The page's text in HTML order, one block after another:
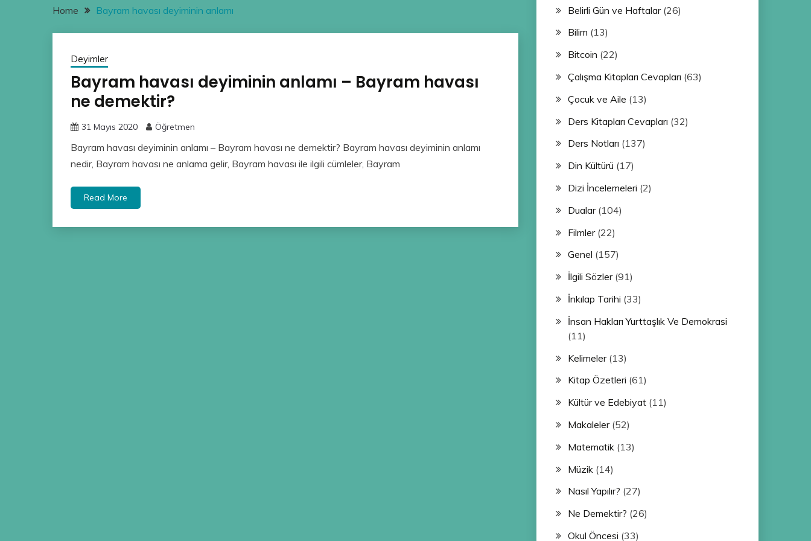
Home Bayram havası deyiminin anlamı
Deyimler
Bayram havası deyiminin anlamı – Bayram havası
ne demektir?
31 Mayıs 2020 Öğretmen
Bayram havası deyiminin anlamı – Bayram havası ne demektir? Bayram havası deyiminin anlamı
nedir, Bayram havası ne anlama gelir, Bayram havası ile ilgili cümleler, Bayram
Read More
Belirli Gün ve Haftalar(26)
Bilim (13)
Bitcoin (22)
Çalışma Kitapları Cevapları (63)
Çocuk ve Aile (13)
Ders Kitapları Cevapları (32)
Ders Notları (137)
Din Kültürü (17)
Dizi İncelemeleri (2)
Dualar(104)
Filmler(22)
Genel (157)
İlgili Sözler(91)
İnkılap Tarihi (33)
İnsan Hakları Yurttaşlık Ve Demokrasi
(11)
Kelimeler(13)
Kitap Özetleri (61)
Kültür ve Edebiyat(11)
Makaleler(52)
Matematik(13)
Müzik(14)
Nasıl Yapılır? (27)
Ne Demektir? (26)
Okul Öncesi (33)